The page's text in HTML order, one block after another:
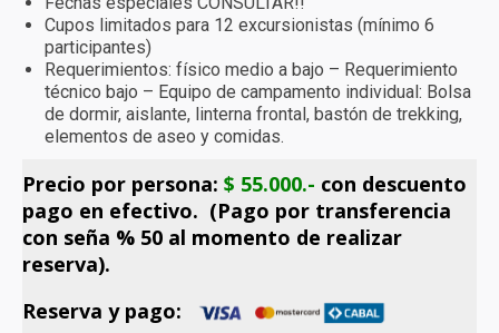
Cupos limitados para 12 excursionistas (mínimo 6
participantes)
Requerimientos: físico medio a bajo – Requerimiento
técnico bajo – Equipo de campamento individual: Bolsa
de dormir, aislante, linterna frontal, bastón de trekking,
elementos de aseo y comidas.
Precio por persona: $ 55.000.- con descuento
pago en efectivo. (Pago por transferencia
con seña % 50 al momento de realizar
reserva).
Reserva y pago: